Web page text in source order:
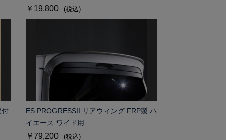
￥19,800 (税込)
付
ES PROGRESSII リアウィング FRP製 ハ
イエース ワイド用
￥79,200 (税込)